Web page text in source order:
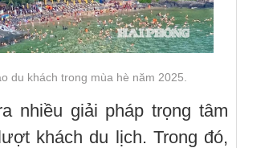
du khách trong mùa hè năm 2025.
nhiều giải pháp trọng tâm
khách du lịch. Trong đó,